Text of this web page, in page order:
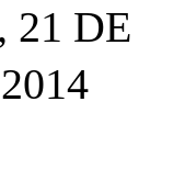
21 DE